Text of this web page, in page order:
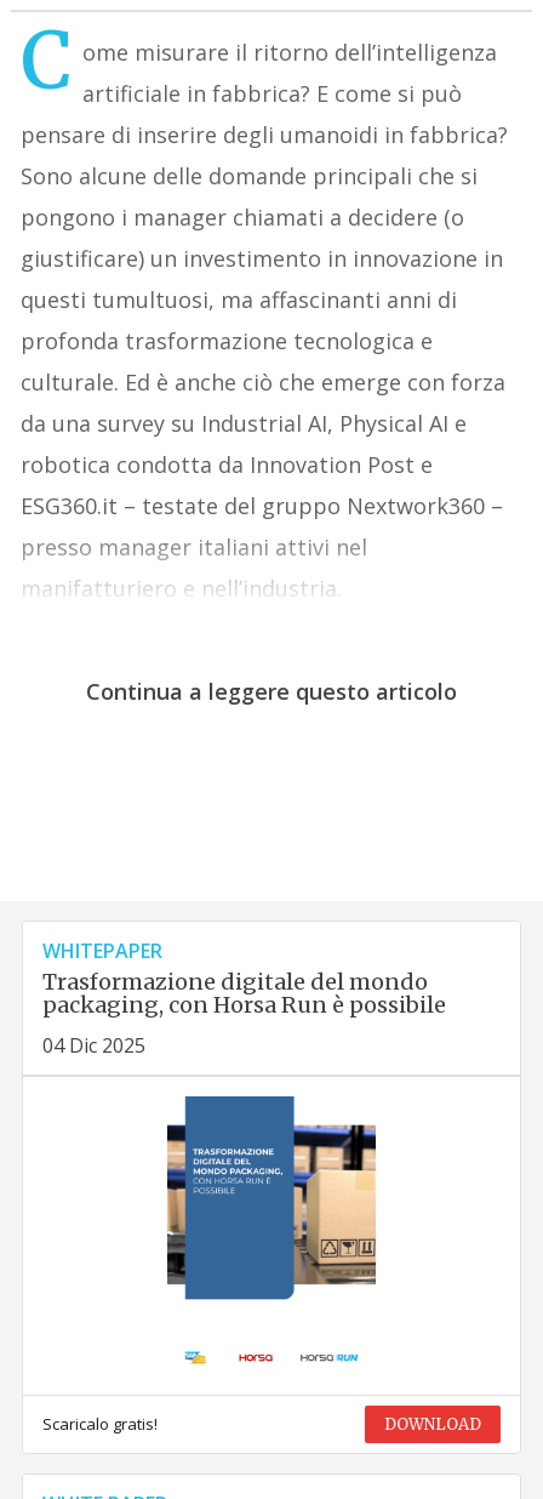
C ome misurare il ritorno dell’intelligenza
artificiale in fabbrica? E come si può
pensare di inserire degli umanoidi in fabbrica?
Sono alcune delle domande principali che si
pongono i manager chiamati a decidere (o
giustificare) un investimento in innovazione in
questi tumultuosi, ma affascinanti anni di
profonda trasformazione tecnologica e
culturale. Ed è anche ciò che emerge con forza
da una survey su Industrial AI, Physical AI e
robotica condotta da Innovation Post e
ESG360.it – testate del gruppo Nextwork360 –
presso manager italiani attivi nel
manifatturiero e nell’industria.
Continua a leggere questo articolo
WHITEPAPER
Trasformazione digitale del mondo
packaging, con Horsa Run è possibile
04 Dic 2025
Scaricalo gratis! DOWNLOAD